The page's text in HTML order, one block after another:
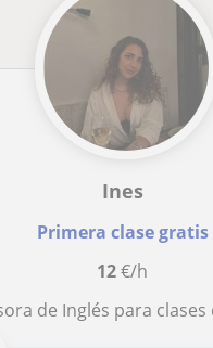
Ines
Primera clase gratis
12€/h
de Inglés para clases de